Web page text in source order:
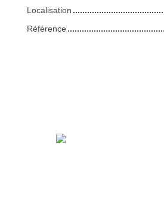
Localisation
Référence